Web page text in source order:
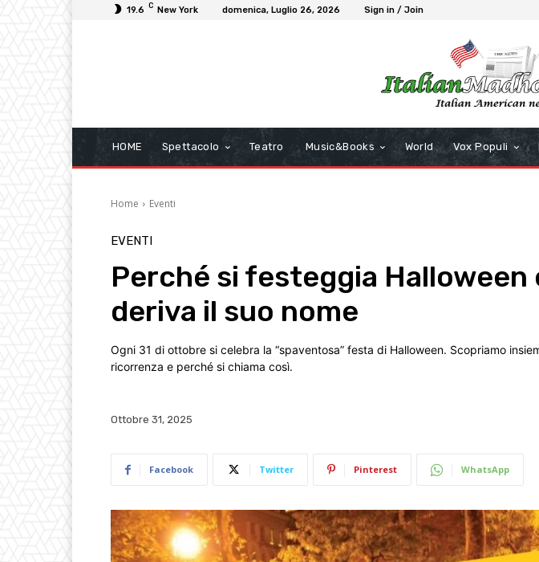
19.6 C New York domenica, Luglio 26, 2026 Sign in / Join
HOME Spettacolo Teatro Music&Books World Vox Populi
Home Eventi
EVENTI
Perché si festeggia Halloween
deriva il suo nome
Ogni 31 di ottobre si celebra la “spaventosa” festa di Halloween. Scopriamo
ricorrenza e perché si chiama così.
Ottobre 31, 2025
Facebook Twitter Pinterest WhatsApp